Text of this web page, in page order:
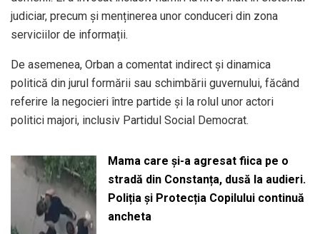
judiciar, precum și menținerea unor conduceri din zona
serviciilor de informații.
De asemenea, Orban a comentat indirect și dinamica
politică din jurul formării sau schimbării guvernului, făcând
referire la negocieri între partide și la rolul unor actori
politici majori, inclusiv Partidul Social Democrat.
Mama care și-a agresat fiica pe o
stradă din Constanța, dusă la audieri.
Poliția și Protecția Copilului continuă
ancheta